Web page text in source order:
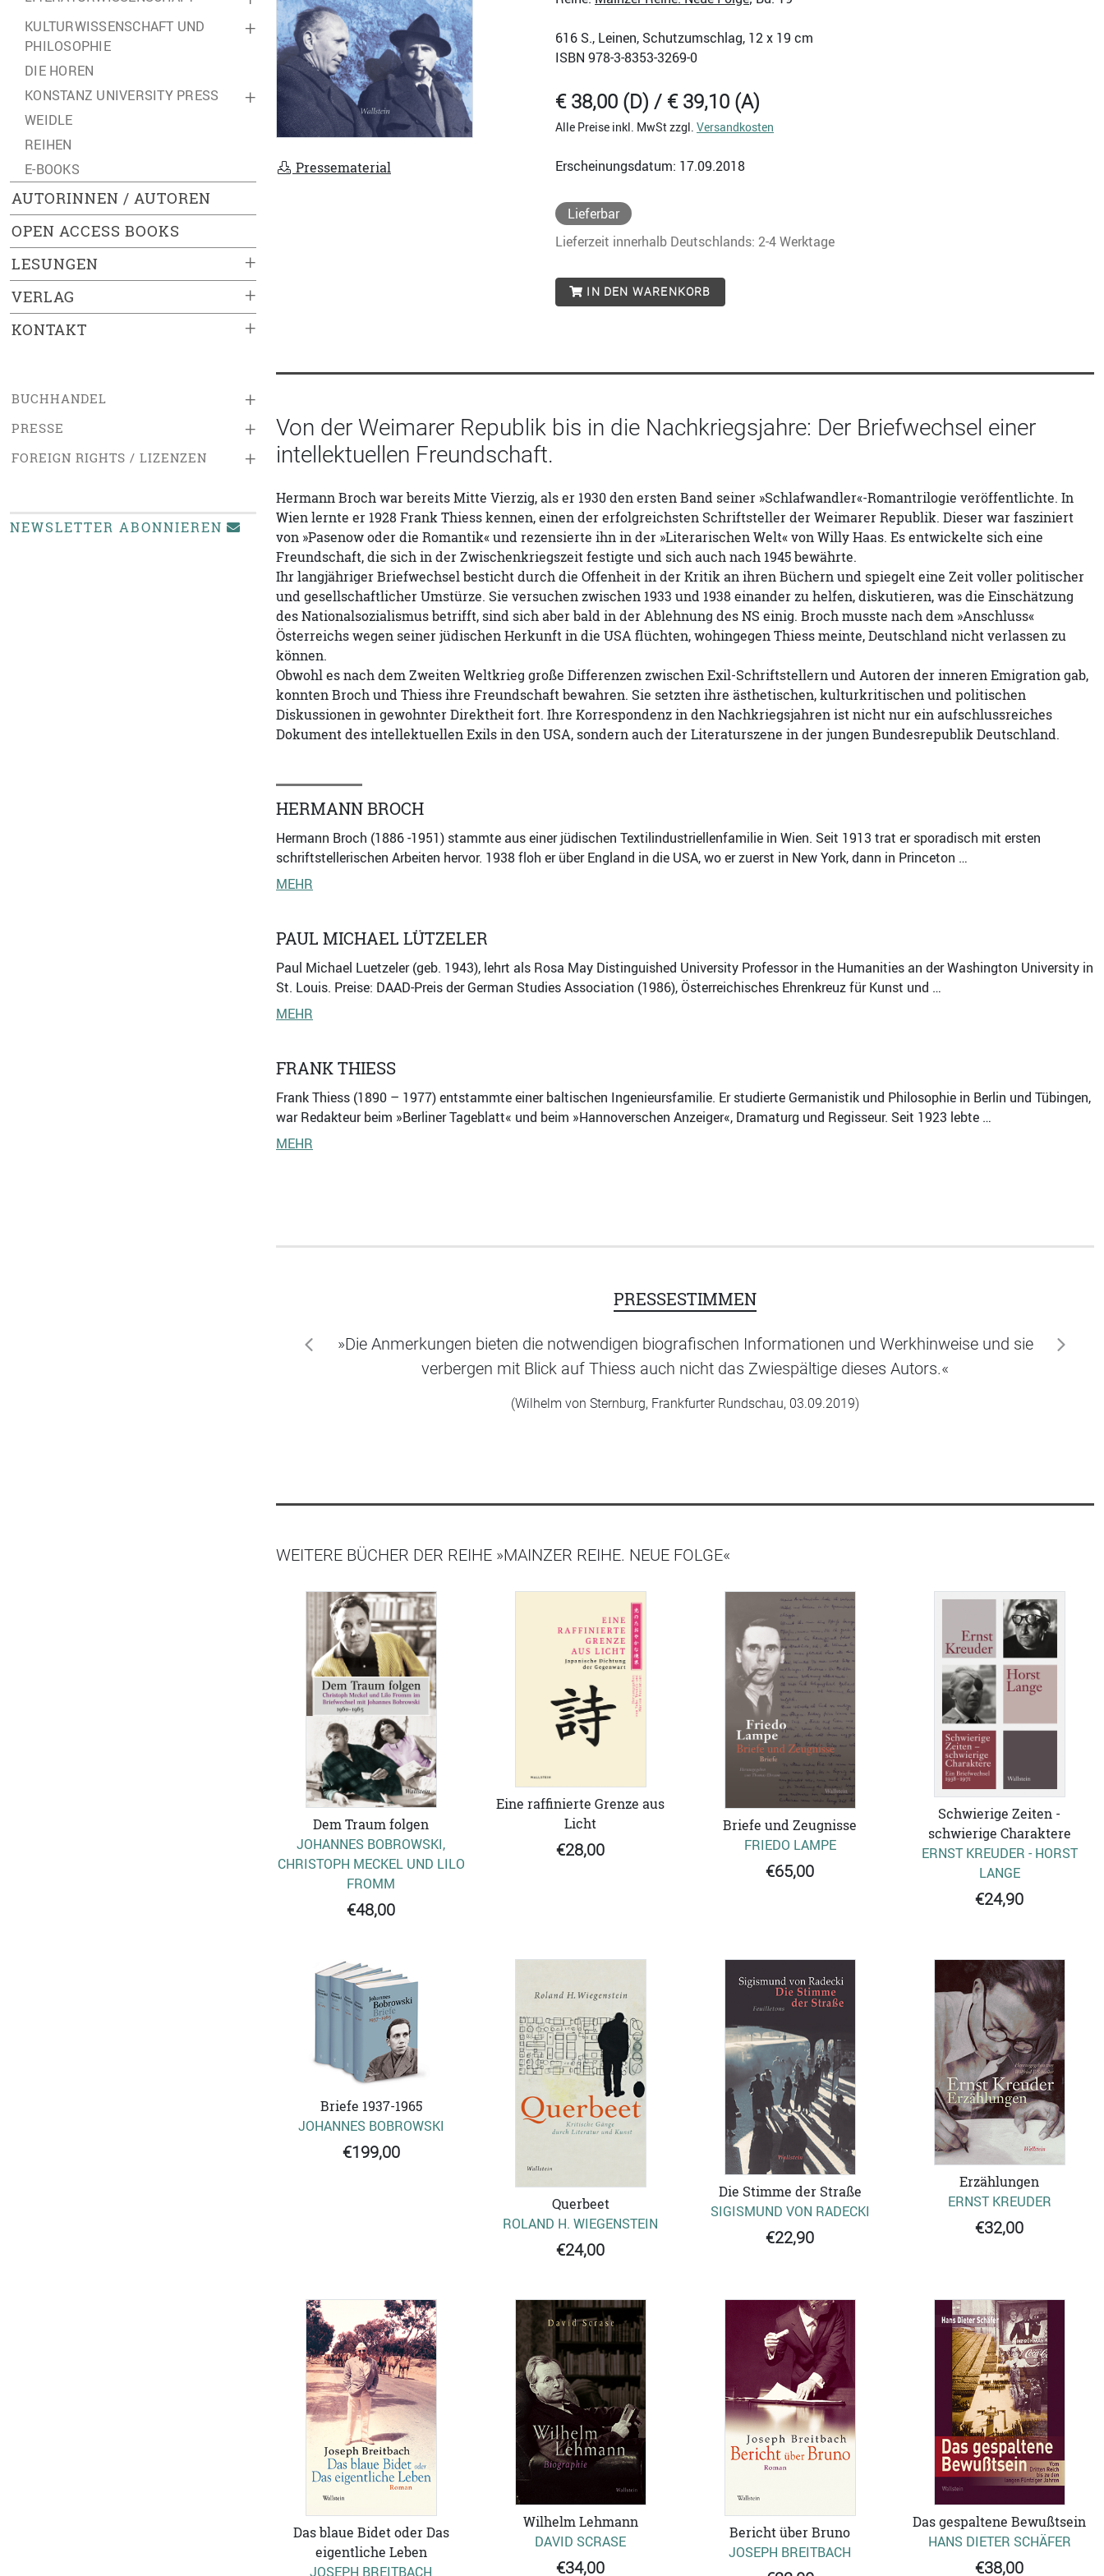
+
KULTURWISSENSCHAFT UND
PHILOSOPHIE
DIE HOREN
+
KONSTANZ UNIVERSITY PRESS
WEIDLE
REIHEN
E-BOOKS
AUTORINNEN / AUTOREN
OPEN ACCESS BOOKS
+
LESUNGEN
+
VERLAG
+
KONTAKT
+
BUCHHANDEL
+
PRESSE
+
FOREIGN RIGHTS / LIZENZEN
NEWSLETTER ABONNIEREN
Pressematerial
616 S., Leinen, Schutzumschlag, 12 x 19 cm
ISBN 978-3-8353-3269-0
€ 38,00 (D) / € 39,10 (A)
Alle Preise inkl. MwSt zzgl. Versandkosten
Erscheinungsdatum: 17.09.2018
Lieferbar
Lieferzeit innerhalb Deutschlands: 2-4 Werktage
IN DEN WARENKORB
Von der Weimarer Republik bis in die Nachkriegsjahre: Der Briefwechsel einer
intellektuellen Freundschaft.
Hermann Broch war bereits Mitte Vierzig, als er 1930 den ersten Band seiner »Schlafwandler«-Romantrilogie veröffentlichte. In
Wien lernte er 1928 Frank Thiess kennen, einen der erfolgreichsten Schriftsteller der Weimarer Republik. Dieser war fasziniert
von »Pasenow oder die Romantik« und rezensierte ihn in der »Literarischen Welt« von Willy Haas. Es entwickelte sich eine
Freundschaft, die sich in der Zwischenkriegszeit festigte und sich auch nach 1945 bewährte.
Ihr langjähriger Briefwechsel besticht durch die Offenheit in der Kritik an ihren Büchern und spiegelt eine Zeit voller politischer
und gesellschaftlicher Umstürze. Sie versuchen zwischen 1933 und 1938 einander zu helfen, diskutieren, was die Einschätzung
des Nationalsozialismus betrifft, sind sich aber bald in der Ablehnung des NS einig. Broch musste nach dem »Anschluss«
Österreichs wegen seiner jüdischen Herkunft in die USA flüchten, wohingegen Thiess meinte, Deutschland nicht verlassen zu
können.
Obwohl es nach dem Zweiten Weltkrieg große Differenzen zwischen Exil-Schriftstellern und Autoren der inneren Emigration gab,
konnten Broch und Thiess ihre Freundschaft bewahren. Sie setzten ihre ästhetischen, kulturkritischen und politischen
Diskussionen in gewohnter Direktheit fort. Ihre Korrespondenz in den Nachkriegsjahren ist nicht nur ein aufschlussreiches
Dokument des intellektuellen Exils in den USA, sondern auch der Literaturszene in der jungen Bundesrepublik Deutschland.
HERMANN BROCH
Hermann Broch (1886 -1951) stammte aus einer jüdischen Textilindustriellenfamilie in Wien. Seit 1913 trat er sporadisch mit ersten
schriftstellerischen Arbeiten hervor. 1938 floh er über England in die USA, wo er zuerst in New York, dann in Princeton …
MEHR
PAUL MICHAEL LÜTZELER
Paul Michael Luetzeler (geb. 1943), lehrt als Rosa May Distinguished University Professor in the Humanities an der Washington University in
St. Louis. Preise: DAAD-Preis der German Studies Association (1986), Österreichisches Ehrenkreuz für Kunst und …
MEHR
FRANK THIESS
Frank Thiess (1890 – 1977) entstammte einer baltischen Ingenieursfamilie. Er studierte Germanistik und Philosophie in Berlin und Tübingen,
war Redakteur beim »Berliner Tageblatt« und beim »Hannoverschen Anzeiger«, Dramaturg und Regisseur. Seit 1923 lebte …
MEHR
PRESSESTIMMEN
»Die Anmerkungen bieten die notwendigen biografischen Informationen und Werkhinweise und sie
verbergen mit Blick auf Thiess auch nicht das Zwiespältige dieses Autors.«
(Wilhelm von Sternburg, Frankfurter Rundschau, 03.09.2019)
zurück weiter
WEITERE BÜCHER DER REIHE »MAINZER REIHE. NEUE FOLGE«
Dem Traum folgen
JOHANNES BOBROWSKI,
CHRISTOPH MECKEL UND LILO
FROMM
€48,00
Eine raffinierte Grenze aus
Licht
€28,00
Briefe und Zeugnisse
FRIEDO LAMPE
€65,00
Schwierige Zeiten -
schwierige Charaktere
ERNST KREUDER - HORST
LANGE
€24,90
Briefe 1937-1965
JOHANNES BOBROWSKI
€199,00
Querbeet
ROLAND H. WIEGENSTEIN
€24,00
Die Stimme der Straße
SIGISMUND VON RADECKI
€22,90
Erzählungen
ERNST KREUDER
€32,00
Das blaue Bidet oder Das
eigentliche Leben
JOSEPH BREITBACH
Wilhelm Lehmann
DAVID SCRASE
€34,00
Bericht über Bruno
JOSEPH BREITBACH
Das gespaltene Bewußtsein
HANS DIETER SCHÄFER
€38,00